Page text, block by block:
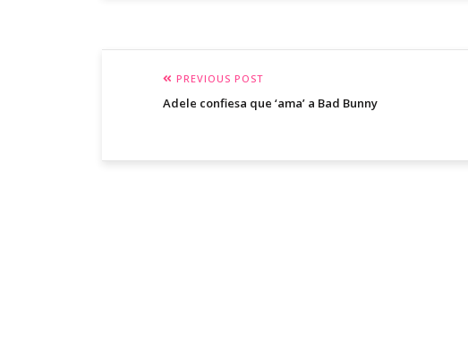
PREVIOUS POST
Adele confiesa que ‘ama’ a Bad Bunny